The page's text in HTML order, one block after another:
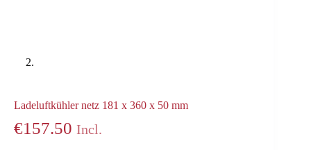
Ladeluftkühler netz 181 x 360 x 50 mm
€157.50 Incl.